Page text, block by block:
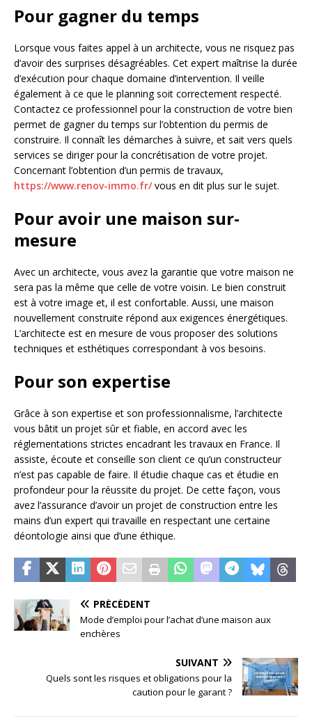
Pour gagner du temps
Lorsque vous faites appel à un architecte, vous ne risquez pas
d’avoir des surprises désagréables. Cet expert maîtrise la durée
d’exécution pour chaque domaine d’intervention. Il veille
également à ce que le planning soit correctement respecté.
Contactez ce professionnel pour la construction de votre bien
permet de gagner du temps sur l’obtention du permis de
construire. Il connaît les démarches à suivre, et sait vers quels
services se diriger pour la concrétisation de votre projet.
Concernant l’obtention d’un permis de travaux,
https://www.renov-immo.fr/vous en dit plus sur le sujet.
Pour avoir une maison sur-
mesure
Avec un architecte, vous avez la garantie que votre maison ne
sera pas la même que celle de votre voisin. Le bien construit
est à votre image et, il est confortable. Aussi, une maison
nouvellement construite répond aux exigences énergétiques.
L’architecte est en mesure de vous proposer des solutions
techniques et esthétiques correspondant à vos besoins.
Pour son expertise
Grâce à son expertise et son professionnalisme, l’architecte
vous bâtit un projet sûr et fiable, en accord avec les
réglementations strictes encadrant les travaux en France. Il
assiste, écoute et conseille son client ce qu’un constructeur
n’est pas capable de faire. Il étudie chaque cas et étudie en
profondeur pour la réussite du projet. De cette façon, vous
avez l’assurance d’avoir un projet de construction entre les
mains d’un expert qui travaille en respectant une certaine
déontologie ainsi que d’une éthique.
PRÉCÉDENT
Mode d’emploi pour l’achat d’une maison aux
enchères
SUIVANT
Quels sont les risques et obligations pour la
caution pour le garant ?